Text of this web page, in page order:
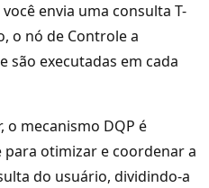
envia uma consulta T-
o nó de Controle a
executadas em cada
o mecanismo DQP é
otimizar e coordenar a
do usuário, dividindo-a